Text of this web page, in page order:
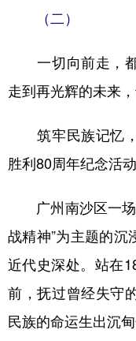
（二）
一切向前走，都
走到再光辉的未来
筑牢民族记忆，
胜利80周年纪念活
广州南沙区一场
战精神”为主题的沉
近代史深处。站在
前，抚过曾经失守
民族的命运生出沉甸